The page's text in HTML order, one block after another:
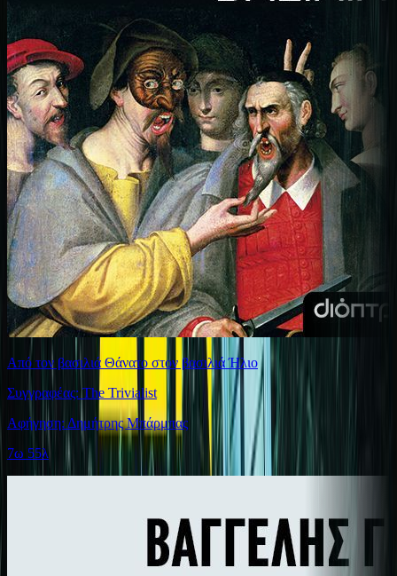
Από τον βασιλιά Θάνατο στον βασιλιά Ήλιο
Συγγραφέας: The Trivialist
Αφήγηση: Δημήτρης Μπάρμπας
7ω 55λ